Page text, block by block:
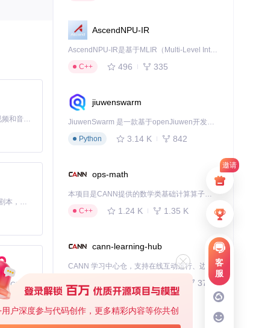
邀请
客
服
户深度参与代码创作，更多精彩内容等你共创
帮助代
编码型
注于生
理，如
通过这
MiniMax H3 是一个通用的全模态生成系统。它支持对由文本、图像、视频和音频组成的多模态上下文进行统一理解，并能生成分辨率高达 2K、时长可达 15 秒的带原生立体声音频的视频。得益于面向任务泛化的系统设计，H3 在预训练阶段就已具备广泛的多模态上下文理解与生成能力，能够出色地执行复杂的多模态指令。
Toonflow 是一款 AI 短剧漫剧工具，能够利用 AI 技术将小说自动转化为剧本，并结合 AI 生成的图片和视频，实现高效的短剧创作。借助 Toonflow，可以轻松完成从文字到影像的全流程，让短剧制作变得更加智能与便捷。
免费、本地、开源的 24/7 全天候 Cowork 应用，以及适用于 Gemini CLI、Claude Code、Codex、OpenCode、Qwen Code、Goose CLI、Auggie 等的 OpenClaw | 🌟 喜欢就点star吧
AscendNPU-IR
AscendNPU-IR是基于MLIR（Multi-Level Intermediate Representation）构建的，面向昇腾亲和算子编译时使用的中间表示，提供昇腾完备表达能力，通过编译优化提升昇腾AI处理器计算效率，支持通过生态框架使能昇腾AI处理器与深度调优
C++
496 335
jiuwenswarm
JiuwenSwarm 是一款基于openJiuwen开发的智能AI Agent，它能够将大语言模型的强大能力，通过你日常使用的各类通讯应用，直接延伸至你的指尖。
Python
3.14 K 842
ops-math
本项目是CANN提供的数学类基础计算算子库，实现网络在NPU上加速计算。
C++
1.24 K 1.35 K
cann-learning-hub
Jupyter Notebook
377
kernel